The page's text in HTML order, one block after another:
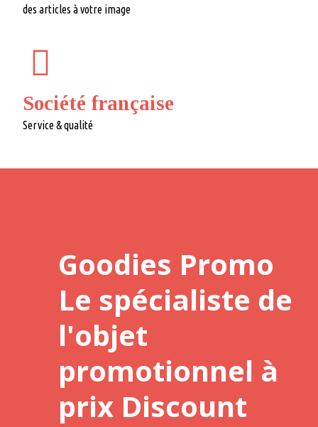
des articles à votre image
Société française
Service & qualité
Goodies Promo
Le spécialiste de
l'objet
promotionnel à
prix Discount